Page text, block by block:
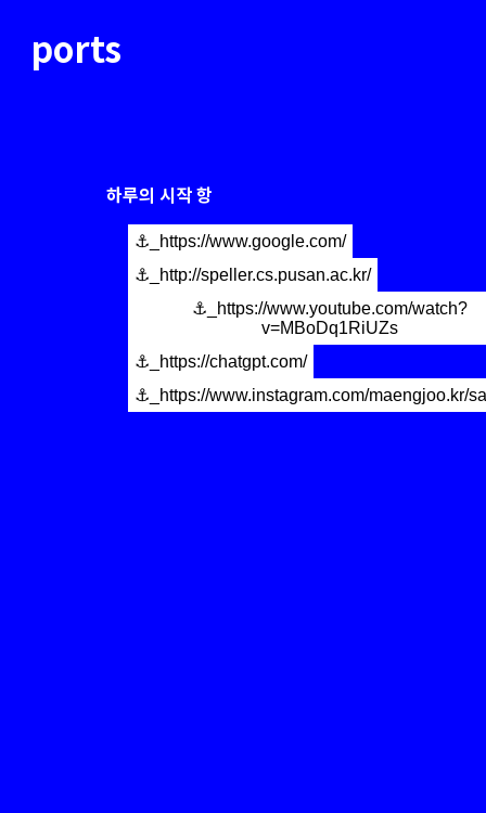
ports
하루의 시작 항
⚓_https://www.google.com/
⚓_http://speller.cs.pusan.ac.kr/
⚓_https://www.youtube.com/watch?
v=MBoDq1RiUZs
⚓_https://chatgpt.com/
⚓_https://www.instagram.com/maengjoo.kr/